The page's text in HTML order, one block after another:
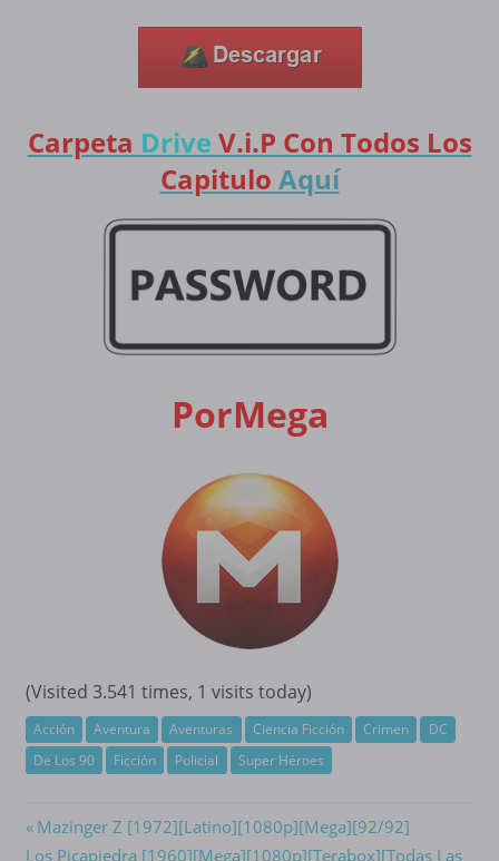
Carpeta Drive V.i.P Con Todos Los
Capitulo Aquí
PorMega
(Visited 3.541 times, 1 visits today)
Acción Aventura Aventuras Ciencia Ficción Crimen
DC
De Los 90
Ficción Policial Super Héroes
Navegación
Previous
Post:
Mazinger Z [1972][Latino][1080p][Mega][92/92]
Next
Los Picapiedra [1960][Mega][1080p][Terabox][Todas Las